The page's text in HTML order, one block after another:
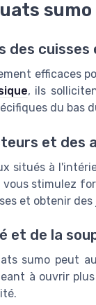
sumo
des
efficaces
, ils
du bas
et des
situés à
vous stimulez
et obtenir des
et de la
sumo peut
à ouvrir